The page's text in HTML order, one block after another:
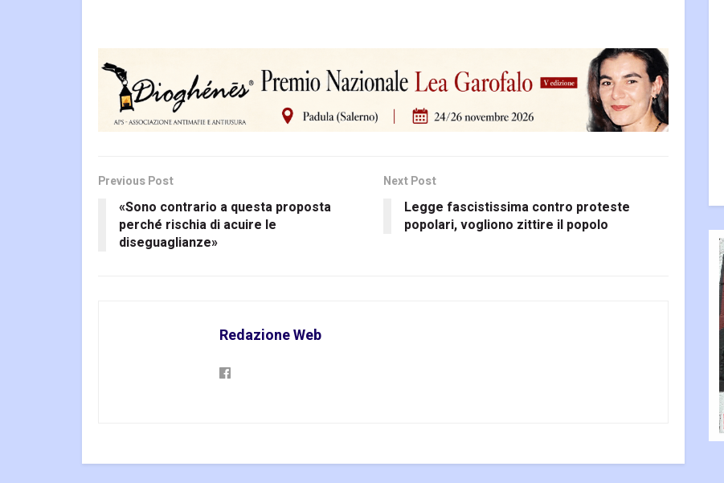
Previous Post
«Sono contrario a questa proposta
perché rischia di acuire le
diseguaglianze»
Next Post
Legge fascistissima contro proteste
popolari, vogliono zittire il popolo
Redazione Web